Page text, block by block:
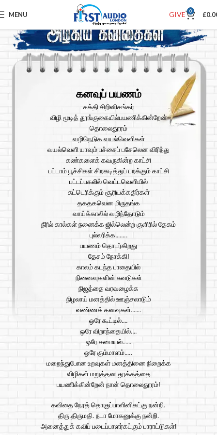
MENU GIVE 0 £
கனவுப் பயணம்
சக்தி சிறினிசங்கர்
விழி மூடித் தூங்குகையில்பயணிக்கின்றேன்
தொலைதூரம்
வழிநெடுக வயல்வெளிகள்
வயல்வெளி யாவும் பச்சைப் பசேலென விரிந்து
கண்களைக் கவருகின்ற காட்சி
பட்டாம் பூச்சிகள் சிறகடித்துப் பறக்கும் காட்சி
பட்டப்பகலில் வெட்டவெளியில்
சுட்டெரிக்கும் சூரியக்கதிர்கள்
தகதகவென மிருதங்க
வாய்க்காலில் வழிந்தோடும்
நீரில் கால்கள் நனைக்க ஜில்லென்ற குளிரில் தேகம்
புல்லரிக்க……..
பயணம் தொடர்கிறது
தேசம் நோக்கி!
காலம் கடந்த பாதையில்
நினைவுகளின் சுவடுகள்
நிஜத்தை வரவழைக்க
நிழலாய் மனத்தில் ஊஞ்சலாடும்
வண்ணக் கனவுகள்…….
ஒரே கூட்டில்….
ஒரே விறாந்தையில்….
ஒரே சமையல்……
ஒரே கும்மாளம்…..
மறைந்துபோன உறவுகள் மனத்தினை நிறைக்க
விழிகள் மறுத்தன தூக்கத்தை
பயணிக்கின்றேன் நான் தொலைதூரம்!
கவிதை நேரத் தொகுப்பாளினிகட்கு நன்றி.
திரு.திருமதி. நடா மோகனுக்கு நன்றி.
அனைத்துக் கவிப் படைப்பாளர்கட்கும் பாராட்டுகள்!